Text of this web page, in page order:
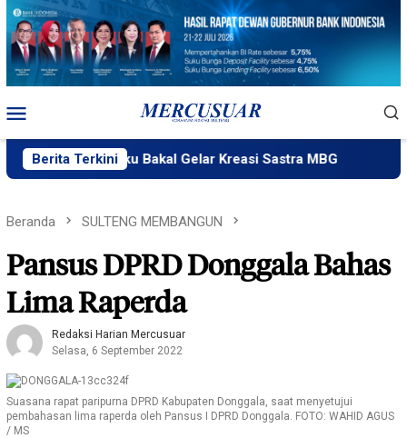
Loncat
konten
Mobile
Berita Terkini
Ngataku Bakal Gelar Kreasi Sastra MBG Fatek
Beranda SULTENG MEMBANGUN
Pansus DPRD Donggala Bahas
Lima Raperda
Redaksi Harian Mercusuar
Selasa, 6 September 2022
Suasana rapat paripurna DPRD Kabupaten Donggala, saat menyetujui
pembahasan lima raperda oleh Pansus I DPRD Donggala. FOTO: WAHID AGUS
/ MS